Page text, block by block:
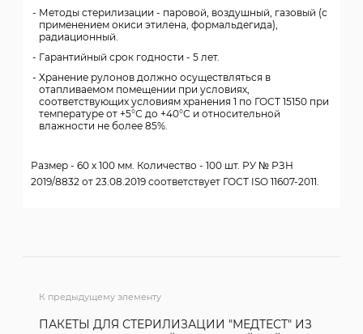
Методы стерилизации - паровой, воздушный, газовый (с
применением окиси этилена, формальдегида),
радиационный.
Гарантийный срок годности - 5 лет.
Хранение рулонов должно осуществляться в
отапливаемом помещении при условиях,
соответствующих условиям хранения 1 по ГОСТ 15150 при
температуре от +5°С до +40°С и относительной
влажности не более 85%.
Размер - 60 х 100 мм. Количество - 100 шт. РУ № РЗН
2019/8832 от 23.08.2019 соответствует ГОСТ ISO 11607-2011.
К предыдущему элементу
ПАКЕТЫ ДЛЯ СТЕРИЛИЗАЦИИ "МЕДТЕСТ" ИЗ